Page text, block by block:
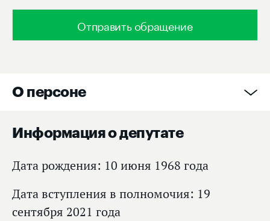
Отправить обращение
О персоне
Информация о депутате
Дата рождения: 10 июня 1968 года
Дата вступления в полномочия: 19
сентября 2021 года